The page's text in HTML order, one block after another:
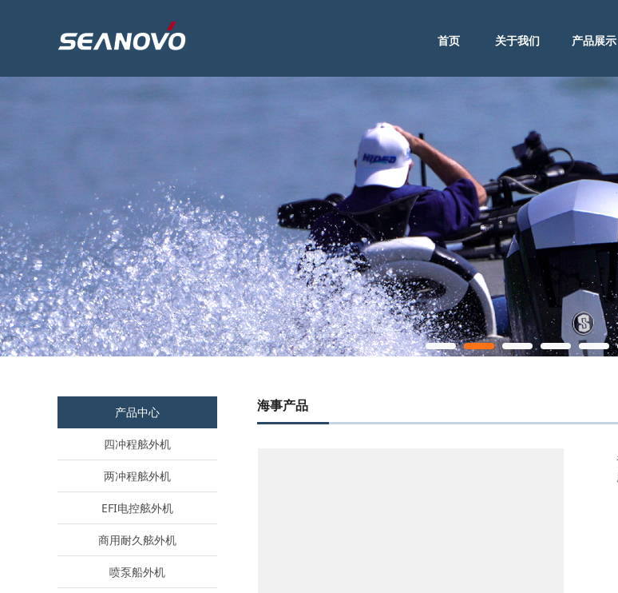
首页
关于我们 产品展示
产品中心
四冲程舷外机
两冲程舷外机
EFI电控舷外机
商用耐久舷外机
喷泵船外机
海事产品